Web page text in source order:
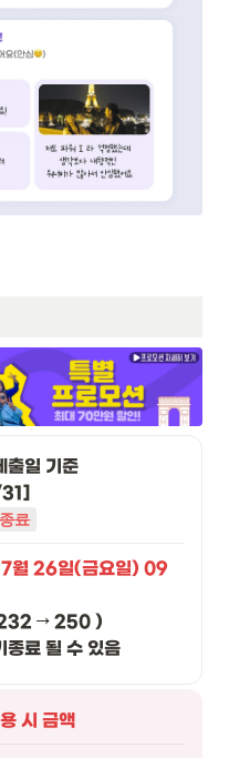
출일 기준
료
7월 26일(금요일) 09
232 → 250 )
료 될 수 있음
시 금액